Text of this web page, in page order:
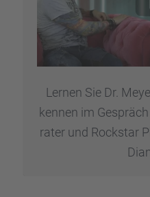
Lernen Sie Dr.
kennen im
ra­ter und Rockstar